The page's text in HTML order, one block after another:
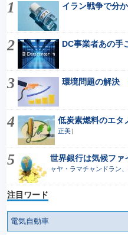
イラン戦争で分
DC事業者あの手
環境問題の解決
低炭素燃料のエタ
正美）
世界銀行は気候ファ
ャヤ・ラマチャンドラン
注目ワード
電気自動車